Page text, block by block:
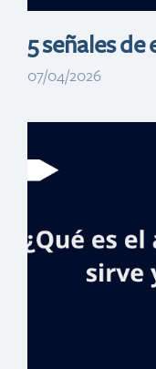
5 señales
07/04/2026